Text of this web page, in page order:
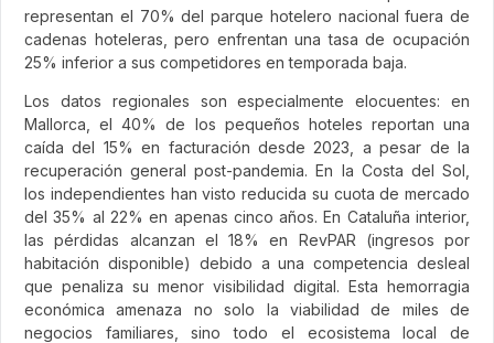
representan el 70% del parque hotelero nacional fuera de
cadenas hoteleras, pero enfrentan una tasa de ocupación
25% inferior a sus competidores en temporada baja.
Los datos regionales son especialmente elocuentes: en
Mallorca, el 40% de los pequeños hoteles reportan una
caída del 15% en facturación desde 2023, a pesar de la
recuperación general post-pandemia. En la Costa del Sol,
los independientes han visto reducida su cuota de mercado
del 35% al 22% en apenas cinco años. En Cataluña interior,
las pérdidas alcanzan el 18% en RevPAR (ingresos por
habitación disponible) debido a una competencia desleal
que penaliza su menor visibilidad digital. Esta hemorragia
económica amenaza no solo la viabilidad de miles de
negocios familiares, sino todo el ecosistema local de